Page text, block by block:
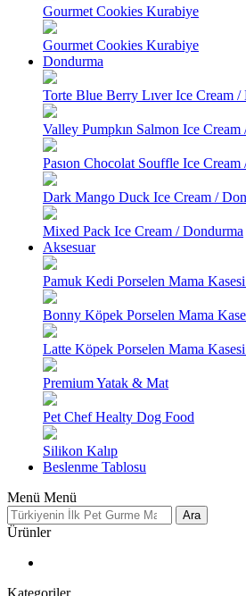
Gourmet Cookies Kurabiye
Gourmet Cookies Kurabiye
Dondurma
Torte Blue Berry Lıver Ice Cream /
Valley Pumpkın Salmon Ice Cream
Pasıon Chocolat Souffle Ice Cream
Dark Mango Duck Ice Cream /
Mixed Pack Ice Cream / Dondurma
Aksesuar
Pamuk Kedi Porselen Mama
Bonny Köpek Porselen Mama
Latte Köpek Porselen Mama
Premium Yatak & Mat
Pet Chef Healty Dog Food
Silikon Kalıp
Beslenme Tablosu
Menü Menü
Ara
Ürünler
Kategoriler